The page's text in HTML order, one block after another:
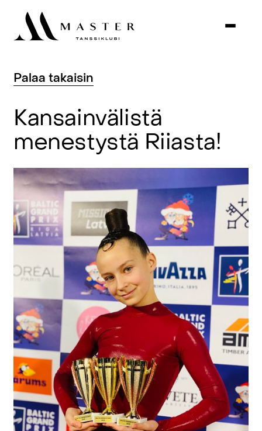
Palaa takaisin
Kansainvälistä
menestystä Riiasta!